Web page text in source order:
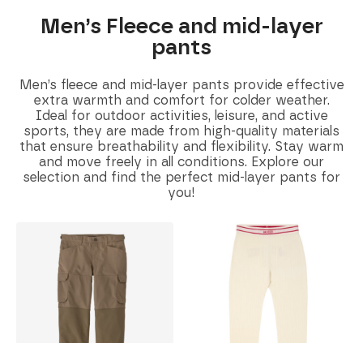
Men’s Fleece and mid-layer
pants
Men’s fleece and mid-layer pants provide effective
extra warmth and comfort for colder weather.
Ideal for outdoor activities, leisure, and active
sports, they are made from high-quality materials
that ensure breathability and flexibility. Stay warm
and move freely in all conditions. Explore our
selection and find the perfect mid-layer pants for
you!